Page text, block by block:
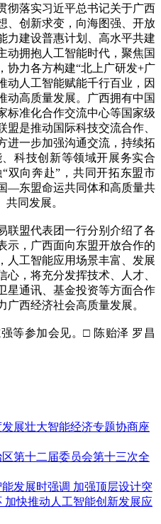
彻落实习近平总书记关于广西
、创新求变，向海图强、开放
力建设普惠计划、高水平共建
动拥抱人工智能时代，聚焦国
协力各方构建“北上广研发+广
动人工智能赋能千行百业，因
动高质量发展。广西拥有中国
准化合作交流中心等国家级
是推动国际科技交流合作、
进一步加强沟通交流，持续拓
科技创新等领域开展务实合
双向奔赴”，共同开拓东盟市
—东盟命运共同体和高质量共
同发展。
盟代表团一行分别介绍了各
示，广西面向东盟开放合作的
人工智能应用场景丰富、发展
，将充分发挥技术、人才、
星通讯、基金投资等方面合作
西经济社会高质量发展。
参加会见。□ 陈贻泽 罗昌
展壮大智能经济专题协商座
第十二届委员会第十三次全
发展时强调 加强顶层设计突
加快推动人工智能创新发展应